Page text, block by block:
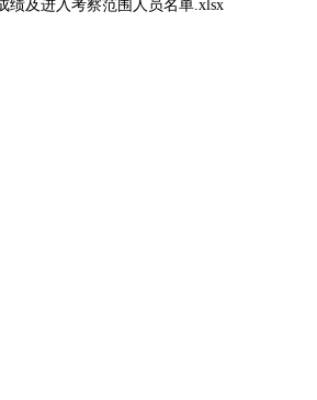
绩及进入考察范围人员名单.xlsx